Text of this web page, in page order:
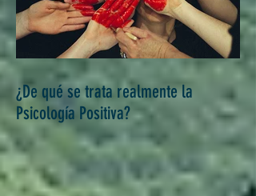
¿De qué se trata realmente la
Psicología Positiva?